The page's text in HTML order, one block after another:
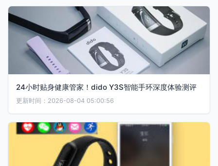
24小时贴身健康管家！dido Y3S智能手环深度体验测评
更新时间：2026-08-04 05:00:56